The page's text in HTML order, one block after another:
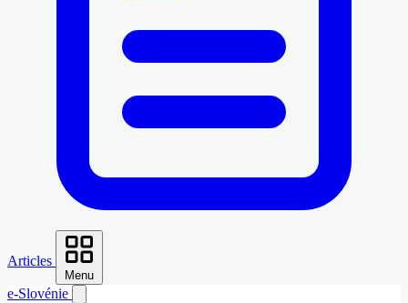
Articles
Menu
e-Slovénie